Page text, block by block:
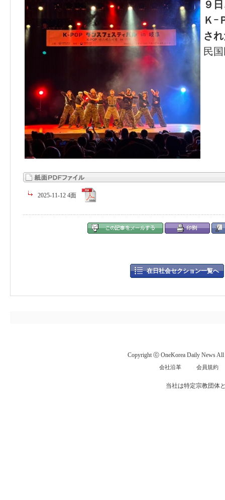
９
Ｋｰ
さ
民
2025-11-12 4面
在日社会セクション一覧へ
Copyright ⓒ OneKorea Daily News All
会社沿革 会員規約
当社は特定宗教団体